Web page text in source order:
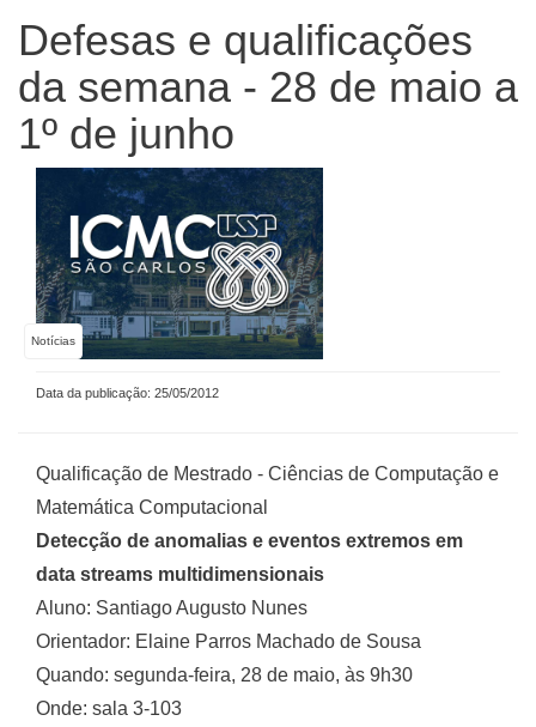
Defesas e qualificações
da semana - 28 de maio a
1º de junho
Notícias
Data da publicação: 25/05/2012
Qualificação de Mestrado - Ciências de Computação e
Matemática Computacional
Detecção de anomalias e eventos extremos em
data streams multidimensionais
Aluno: Santiago Augusto Nunes
Orientador: Elaine Parros Machado de Sousa
Quando: segunda-feira, 28 de maio, às 9h30
Onde: sala 3-103